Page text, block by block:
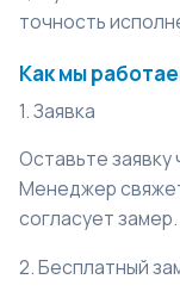
точность
Как мы
1. Заявка
Оставьте заявку
Менеджер
согласует замер.
2. Бесплатный